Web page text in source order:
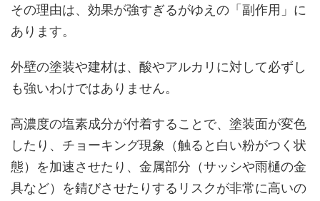
その理由は、効果が強すぎるがゆえの「副作用」に
あります。
外壁の塗装や建材は、酸やアルカリに対して必ずし
も強いわけではありません。
高濃度の塩素成分が付着することで、塗装面が変色
したり、チョーキング現象（触ると白い粉がつく状
態）を加速させたり、金属部分（サッシや雨樋の金
具など）を錆びさせたりするリスクが非常に高いの